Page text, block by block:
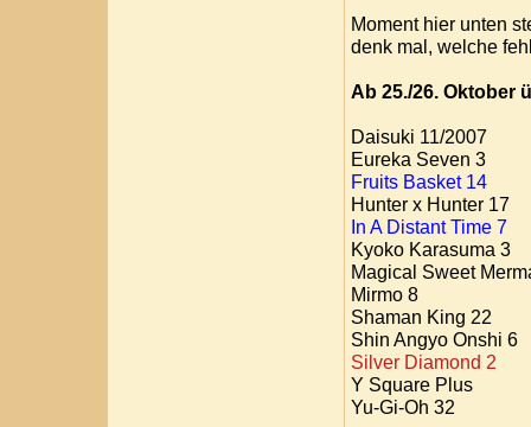
Moment hier unten
denk mal, welche
Ab 25./26. Oktober
Daisuki 11/2007
Eureka Seven 3
Fruits Basket 14
Hunter x Hunter 17
In A Distant Time 7
Kyoko Karasuma 3
Magical Sweet
Mirmo 8
Shaman King 22
Shin Angyo Onshi 6
Silver Diamond 2
Y Square Plus
Yu-Gi-Oh 32